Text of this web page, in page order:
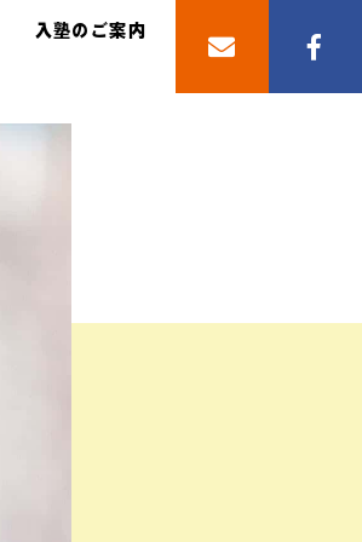
入塾のご案内